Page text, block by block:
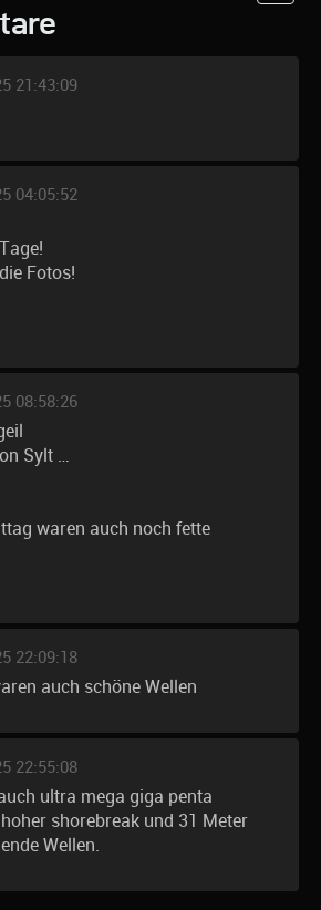
21:43:09
04:05:52
Fotos!
08:58:26
Sylt …
waren auch noch fette
22:09:18
auch schöne Wellen
22:55:08
ultra mega giga penta
shorebreak und 31 Meter
Wellen.